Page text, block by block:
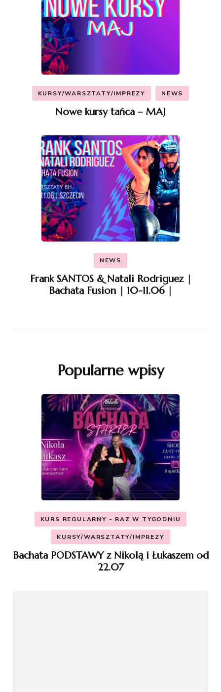
KURSY/WARSZTATY/IMPREZY NEWS
Nowe kursy tańca – MAJ
NEWS
Frank SANTOS & Natali Rodriguez |
Bachata Fusion | 10-11.06 |
Popularne wpisy
KURS REGULARNY - RAZ W TYGODNIU
KURSY/WARSZTATY/IMPREZY
Bachata PODSTAWY z Nikolą i Łukaszem od
22.07